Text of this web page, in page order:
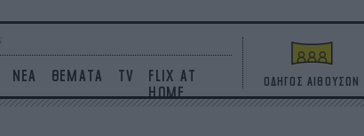
ΝΕΑ ΘΕΜΑΤΑ TV
FLIX AT
HOME
ΟΔΗΓΟΣ ΑΙΘΟΥΣΩΝ